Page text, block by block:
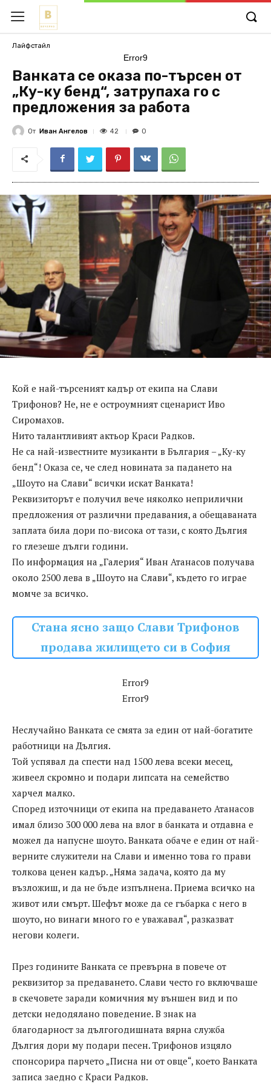
Лайфстайл
Error9
Ванката се оказа по-търсен от
„Ку-ку бенд“, затрупаха го с
предложения за работа
От Иван Ангелов 42 0
Кой е най-търсеният кадър от екипа на Слави
Трифонов? Не, не е остроумният сценарист Иво
Сиромахов.
Нито талантливият актьор Краси Радков.
Не са най-известните музиканти в България – „Ку-ку
бенд“! Оказа се, че след новината за падането на
„Шоуто на Слави“ всички искат Ванката!
Реквизиторът е получил вече няколко неприлични
предложения от различни предавания, а обещаваната
заплата била дори по-висока от тази, с която Дългия
го глезеше дълги години.
По информация на „Галерия“ Иван Атанасов получава
около 2500 лева в „Шоуто на Слави“, където го играе
момче за всичко.
Стана ясно защо Слави Трифонов
продава жилището си в София
Error9
Error9
Неслучайно Ванката се смята за един от най-богатите
работници на Дългия.
Той успявал да спести над 1500 лева всеки месец,
живеел скромно и подари липсата на семейство
харчел малко.
Според източници от екипа на предаването Атанасов
имал близо 300 000 лева на влог в банката и отдавна е
можел да напусне шоуто. Ванката обаче е един от най-
верните служители на Слави и именно това го прави
толкова ценен кадър. „Няма задача, която да му
възложиш, и да не бъде изпълнена. Приема всичко на
живот или смърт. Шефът може да се гъбарка с него в
шоуто, но винаги много го е уважавал“, разказват
негови колеги.
През годините Ванката се превърна в повече от
реквизитор за предаването. Слави често го включваше
в скечовете заради комичния му външен вид и по
детски недодялано поведение. В знак на
благодарност за дългогодишната вярна служба
Дългия дори му подари песен. Трифонов изцяло
спонсорира парчето „Писна ни от овце“, което Ванката
записа заедно с Краси Радков.